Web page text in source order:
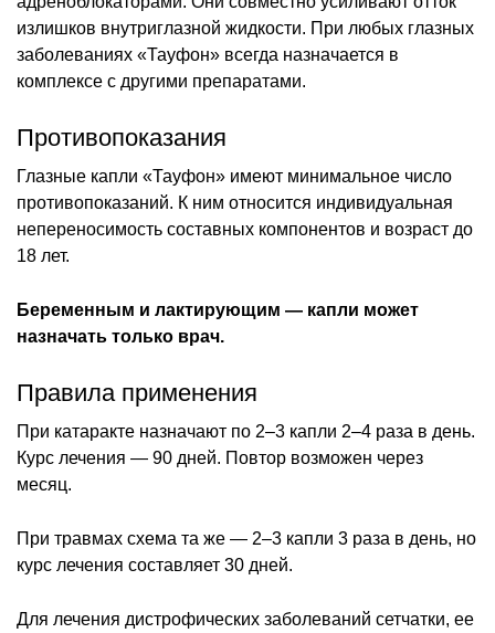
излишков внутриглазной жидкости. При любых глазных
заболеваниях «Тауфон» всегда назначается в
комплексе с другими препаратами.
Противопоказания
Глазные капли «Тауфон» имеют минимальное число
противопоказаний. К ним относится индивидуальная
непереносимость составных компонентов и возраст до
18 лет.
Беременным и лактирующим — капли может
назначать только врач.
Правила применения
При катаракте назначают по 2–3 капли 2–4 раза в день.
Курс лечения — 90 дней. Повтор возможен через
месяц.
При травмах схема та же — 2–3 капли 3 раза в день, но
курс лечения составляет 30 дней.
Для лечения дистрофических заболеваний сетчатки, ее